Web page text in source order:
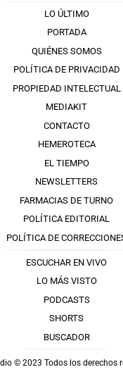
LO ÚLTIMO
PORTADA
QUIÉNES SOMOS
POLÍTICA DE PRIVACIDAD
PROPIEDAD INTELECTUAL
MEDIAKIT
CONTACTO
HEMEROTECA
EL TIEMPO
NEWSLETTERS
FARMACIAS DE TURNO
POLÍTICA EDITORIAL
POLÍTICA DE
ESCUCHAR EN VIVO
LO MÁS VISTO
PODCASTS
SHORTS
BUSCADOR
© 2023 Todos los derechos